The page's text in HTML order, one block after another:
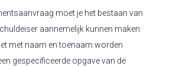
moet je het bestaan van
aannemelijk kunnen maken.
met naam en toenaam worden
gespecificeerde opgave van de